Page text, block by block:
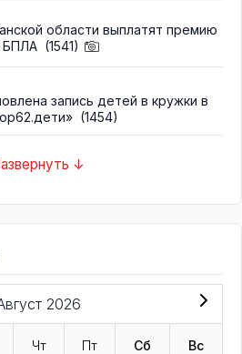
области выплатят премию
БПЛА (1541)
запись детей в кружки в
(1454)
↓
2026
Чт Пт Сб Вс